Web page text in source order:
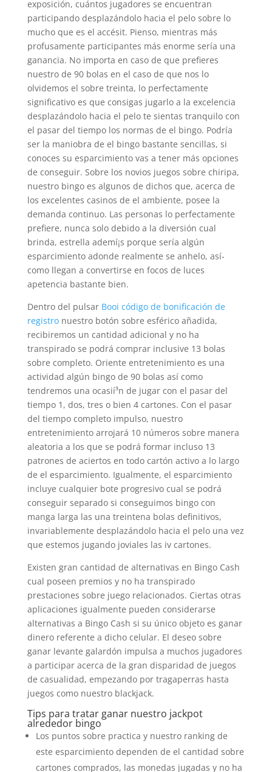
exposición, cuántos jugadores se encuentran
participando desplazándolo hacia el pelo sobre lo
mucho que es el accésit. Pienso, mientras más
profusamente participantes más enorme serí­a una
ganancia. No importa en caso de que prefieres
nuestro de 90 bolas en el caso de que nos lo
olvidemos el sobre treinta, lo perfectamente
significativo es que consigas jugarlo a la excelencia
desplazándolo hacia el pelo te sientas tranquilo con
el pasar del tiempo los normas de el bingo. Podría
ser la maniobra de el bingo bastante sencillas, si
conoces su esparcimiento vas a tener más opciones
de conseguir. Sobre los novios juegos sobre chiripa,
nuestro bingo es algunos de dichos que, acerca de
los excelentes casinos de el ambiente, posee la
demanda continuo. Las personas lo perfectamente
prefiere, nunca solo debido a la diversión cual
brinda, estrella ademí¡s porque serí­a algún
esparcimiento adonde realmente se anhelo, así­
como llegan a convertirse en focos de luces
apetencia bastante bien.
Dentro del pulsar Booi código de bonificación de
registronuestro botón sobre esférico añadida,
recibiremos un cantidad adicional y no ha
transpirado se podrá comprar inclusive 13 bolas
sobre completo. Oriente entretenimiento es una
actividad algún bingo de 90 bolas así­ como
tendremos una ocasií³n de jugar con el pasar del
tiempo 1, dos, tres o bien 4 cartones. Con el pasar
del tiempo completo impulso, nuestro
entretenimiento arrojará 10 números sobre manera
aleatoria a los que se podrá formar incluso 13
patrones de aciertos en todo cartón activo a lo largo
de el esparcimiento. Igualmente, el esparcimiento
incluye cualquier bote progresivo cual se podrá
conseguir separado si conseguimos bingo con
manga larga las una treintena bolas definitivos,
invariablemente desplazándolo hacia el pelo una vez
que estemos jugando joviales las iv cartones.
Existen gran cantidad de alternativas en Bingo Cash
cual poseen premios y no ha transpirado
prestaciones sobre juego relacionados. Ciertas otras
aplicaciones igualmente pueden considerarse
alternativas a Bingo Cash si su único objeto es ganar
dinero referente a dicho celular. El deseo sobre
ganar levante galardón impulsa a muchos jugadores
a participar acerca de la gran disparidad de juegos
de casualidad, empezando por tragaperras hasta
juegos como nuestro blackjack.
Tips para tratar ganar nuestro jackpot
alrededor bingo
Los puntos sobre practica y nuestro ranking de
este esparcimiento dependen de el cantidad sobre
cartones comprados, las monedas jugadas y no ha